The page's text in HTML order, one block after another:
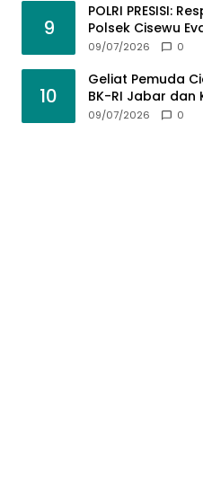
Tangan
9
POLRI PRESISI:
Polsek Cisewu
Gantung Diri,
Demi Jaga
09/07/2026 0
10
Geliat Pemuda
BK-RI Jabar dan
Cidaun Dobrak
09/07/2026 0